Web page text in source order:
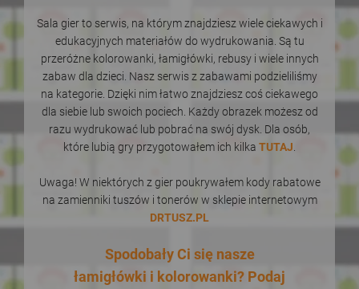
Sala gier to serwis, na którym znajdziesz wiele ciekawych i
edukacyjnych materiałów do wydrukowania. Są tu
przeróżne kolorowanki, łamigłówki, rebusy i wiele innych
zabaw dla dzieci. Nasz serwis z zabawami podzieliliśmy
na kategorie. Dzięki nim łatwo znajdziesz coś ciekawego
dla siebie lub swoich pociech. Każdy obrazek możesz od
razu wydrukować lub pobrać na swój dysk. Dla osób,
które lubią gry przygotowałem ich kilka TUTAJ
Uwaga! W niektórych z gier poukrywałem kody rabatowe
na zamienniki tuszów i tonerów w sklepie internetowym
DRTUSZ.PL
Spodobały Ci się nasze
łamigłówki i kolorowanki? Podaj